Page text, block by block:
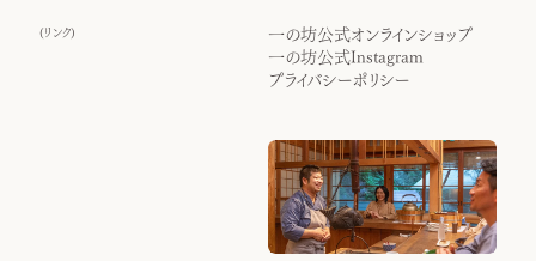
( リンク)
一の坊公式オンラインショップ
一の坊公式Instagram
プライバシーポリシー